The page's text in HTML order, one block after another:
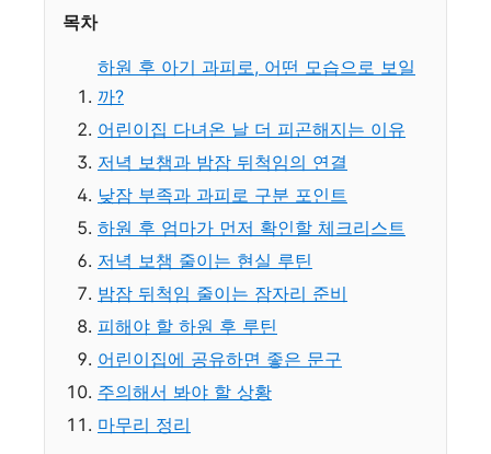
목차
하원 후 아기 과피로, 어떤 모습으로 보일
까?
어린이집 다녀온 날 더 피곤해지는 이유
저녁 보챔과 밤잠 뒤척임의 연결
낮잠 부족과 과피로 구분 포인트
하원 후 엄마가 먼저 확인할 체크리스트
저녁 보챔 줄이는 현실 루틴
밤잠 뒤척임 줄이는 잠자리 준비
피해야 할 하원 후 루틴
어린이집에 공유하면 좋은 문구
주의해서 봐야 할 상황
마무리 정리